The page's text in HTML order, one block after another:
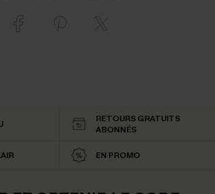
RETOURS GRATUITS
ABONNÉS
EN PROMO